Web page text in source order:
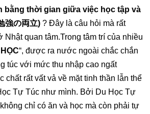
bằng thời gian giữa việc học tập và
強の両立) ? Đây là câu hỏi mà rất
Nhật quan tâm.Trong tâm trí của nhiều
“, được ra nước ngoài chắc chắn
túc với mức thu nhập cao ngất
rất vất vả về mặt tinh thần lẫn thể
Tự Túc như mình. Bởi Du Học Tự
chỉ có ăn và học mà còn phải tự